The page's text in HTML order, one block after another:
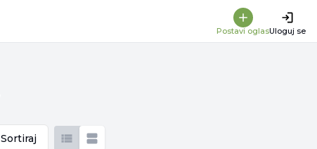
Postavi oglasUloguj se
Sortiraj